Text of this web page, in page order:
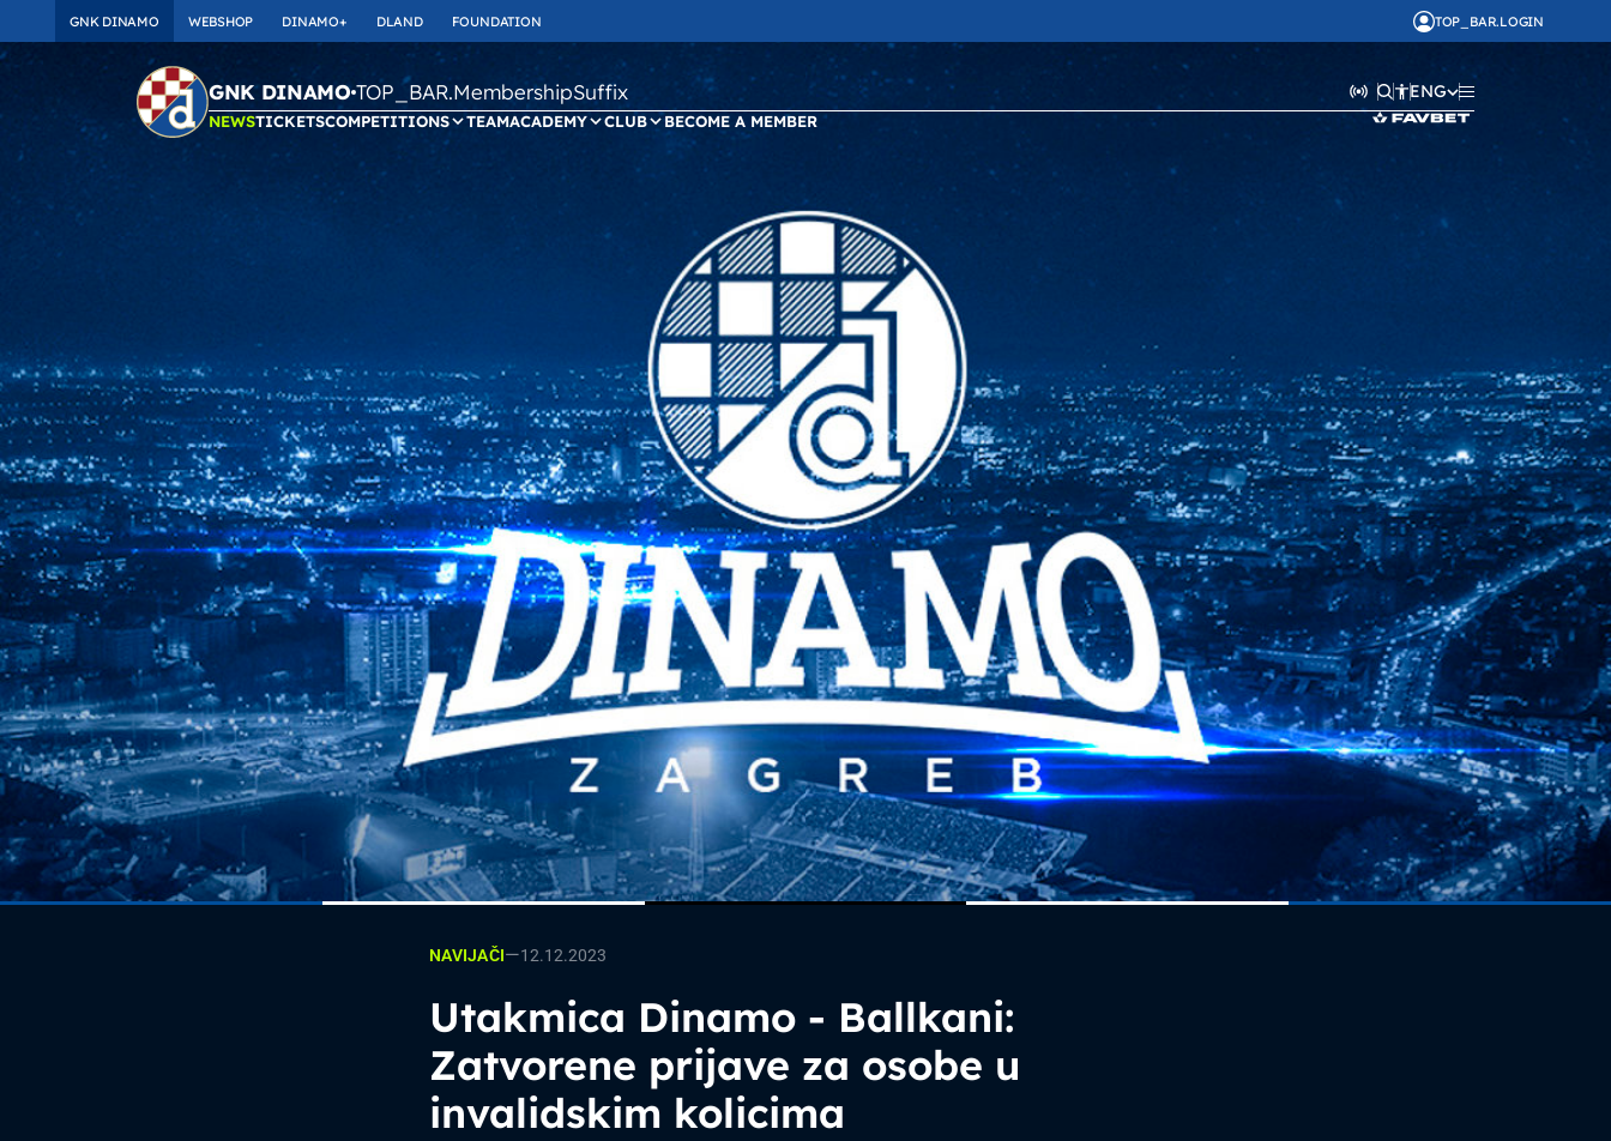
GNK DINAMO WEBSHOP DINAMO+ DLAND FOUNDATION TOP_BAR.LOGIN
GNK DINAMO TOP_BAR.MembershipSuffix ENG
NEWSTICKETSCOMPETITIONS TEAMACADEMY CLUB BECOME A MEMBER
NAVIJAČI—12.12.2023
Utakmica Dinamo - Ballkani:
Zatvorene prijave za osobe u
invalidskim kolicima